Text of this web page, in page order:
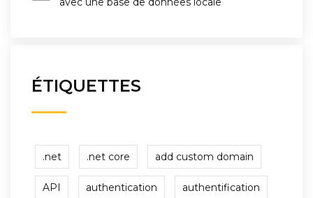
ÉTIQUETTES
.net .net core add custom domain
API authentication authentification